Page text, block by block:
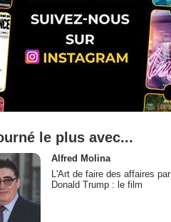
le plus avec...
Alfred Molina
L'Art de faire des affaires par
Donald Trump : le film